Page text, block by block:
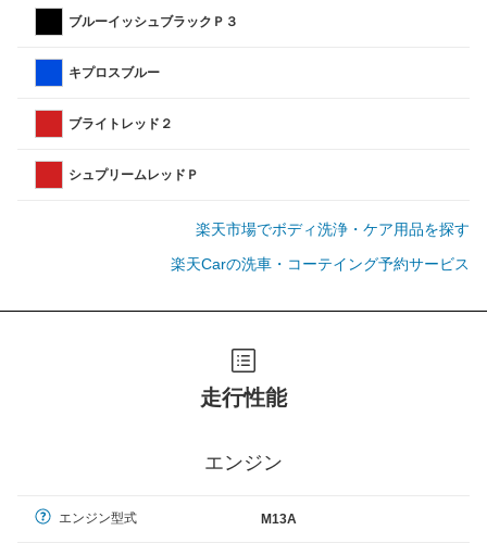
ブルーイッシュブラックＰ３
キプロスブルー
ブライトレッド２
シュプリームレッドＰ
楽天市場でボディ洗浄・ケア用品を探す
楽天Carの洗車・コーテイング予約サービス
走行性能
エンジン
エンジン型式 M13A